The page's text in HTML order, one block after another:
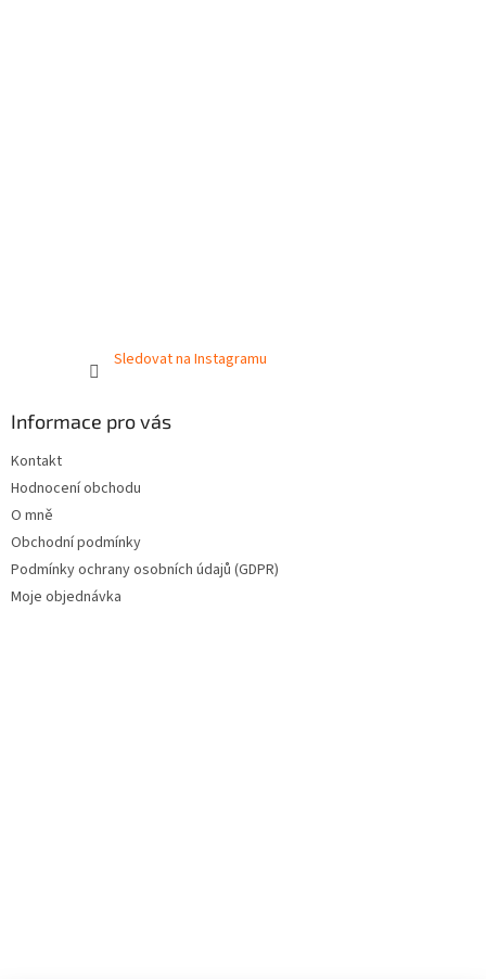
Sledovat na Instagramu
Informace pro vás
Kontakt
Hodnocení obchodu
O mně
Obchodní podmínky
Podmínky ochrany osobních údajů (GDPR)
Moje objednávka